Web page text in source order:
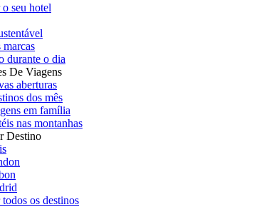
seu hotel
marcas
durante o dia
De Viagens
aberturas
dos mês
em família
nas montanhas
Destino
todos os destinos